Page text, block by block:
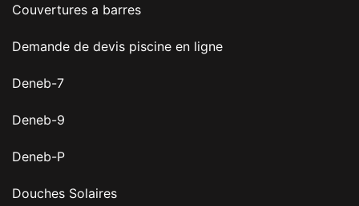
Couvertures a barres
Demande de devis piscine en ligne
Deneb-7
Deneb-9
Deneb-P
Douches Solaires